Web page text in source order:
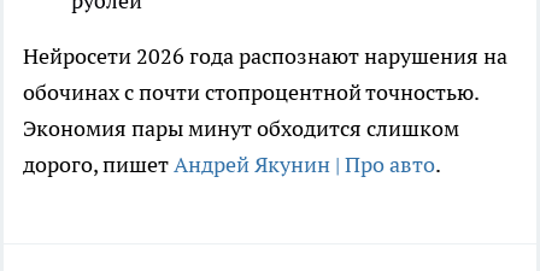
Нейросети 2026 года распознают нарушения на
обочинах с почти стопроцентной точностью.
Экономия пары минут обходится слишком
дорого, пишетАндрей Якунин | Про авто.